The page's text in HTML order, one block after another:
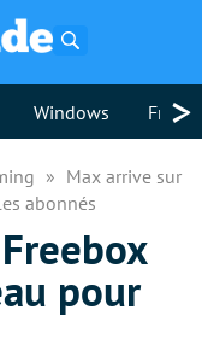
Windows >
Max arrive sur
abonnés
pour